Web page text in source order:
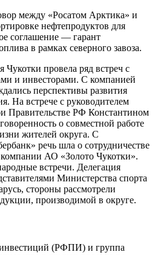
между «Росатом Арктика» и
нефтепродуктов для
соглашение — гарант
в рамках северного завоза.
провела ряд встреч с
и инвесторами. С компанией
перспективы развития
На встрече с руководителем
Правительстве РФ Константином
о совместной работе
жителей округа. С
речь шла о сотрудничестве
АО «Золото Чукотки».
встречи. Делегация
Министерства спорта
стороны рассмотрели
производимой в округе.
(РФПИ) и группа